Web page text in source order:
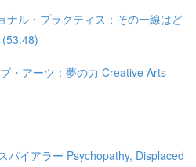
ナル・プラクティス：その一線はど
・アーツ：夢の力 Creative Arts
パイアラー Psychopathy, Displaced